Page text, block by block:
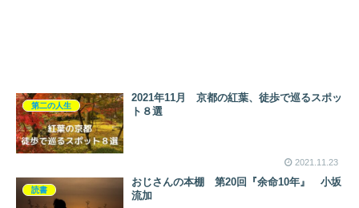
第二の人生
2021年11月 京都の紅葉、徒歩で巡るスポッ
ト８選
2021.11.23
読書
おじさんの本棚 第20回『余命10年』 小坂
流加